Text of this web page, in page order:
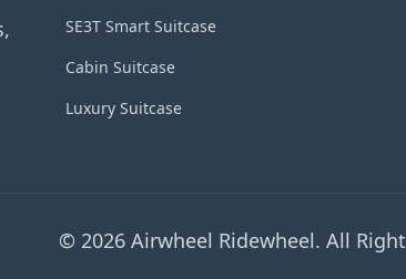
SE3T Smart Suitcase
Cabin Suitcase
Luxury Suitcase
© 2026 Airwheel Ridewheel. All